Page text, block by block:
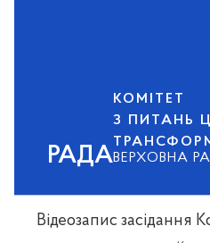
РАДА
КОМІТЕТ
З ПИТАНЬ
ВЕРХОВНА
Відеозапис засідання